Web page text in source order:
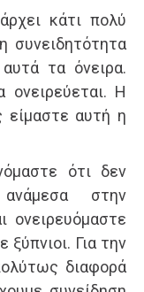
κάτι πολύ
συνειδητότητα
τα όνειρα.
ονειρεύεται. Η
είμαστε αυτή η
ότι δεν
στην
ονειρευόμαστε
Για την
διαφορά